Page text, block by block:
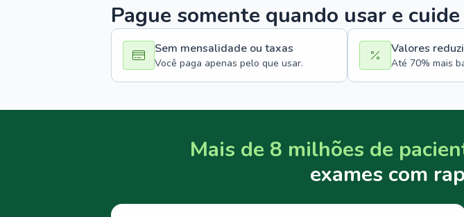
Pague somente quando usar e
Sem mensalidade ou taxas
Você paga apenas pelo que usar.
Valores
Até 70% mais
Mais de 8 milhões de
exames com